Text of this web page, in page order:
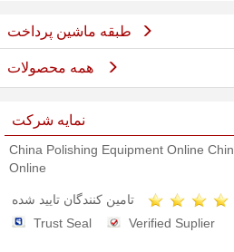
طبقه ماشین پرداخت
نمایه شرکت
China Polishing Equipment Online
Online
تامین کنندگان تایید شده
Trust Seal
Verified Suplier